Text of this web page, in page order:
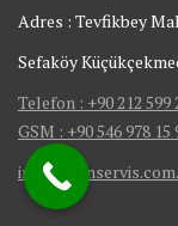
Adres : Tevfikbey
Sefaköy
Telefon : +90 212 599
GSM : +90 546 978 15